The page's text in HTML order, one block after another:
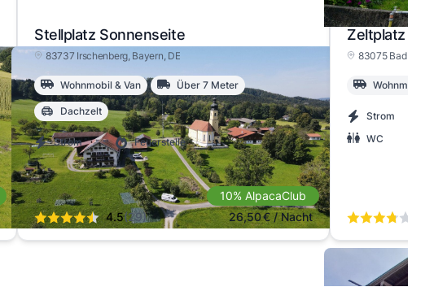
Stellplatz Sonnenseite
83737 Irschenberg, Bayern, DE
Wohnmobil & Van Über 7 Meter
Dachzelt
Strom Feuerstelle
4.5(29)
10% AlpacaClub
26,50€/ Nacht
Zeltplatz Hof
83075 Bad
Wohnmobil &
Strom
WC